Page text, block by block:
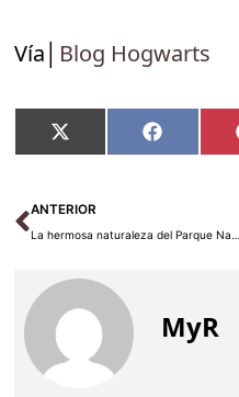
Vía│ Blog Hogwarts
Compartir
en
X
(Twitter)
Compartir
en
Facebook
Ant
ANTERIOR
La hermosa naturaleza del Parque Nacional Morrocoy
MyR